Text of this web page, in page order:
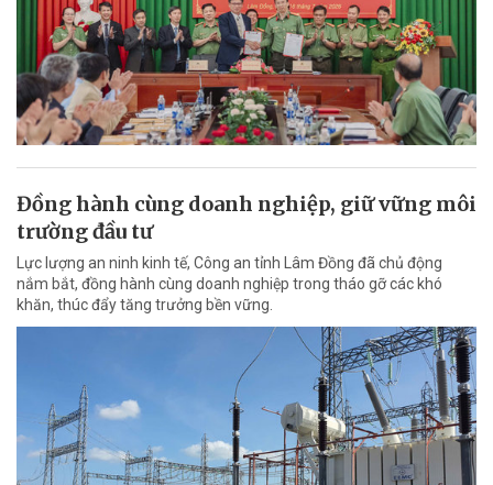
Đồng hành cùng doanh nghiệp, giữ vững môi
trường đầu tư
Lực lượng an ninh kinh tế, Công an tỉnh Lâm Đồng đã chủ động
nắm bắt, đồng hành cùng doanh nghiệp trong tháo gỡ các khó
khăn, thúc đẩy tăng trưởng bền vững.